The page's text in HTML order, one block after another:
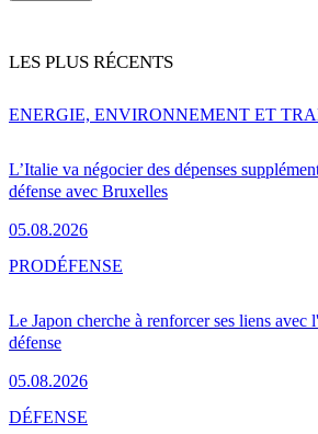
LES PLUS RÉCENTS
L’Italie va négocier des dépenses
défense avec Bruxelles
05.08.2026
ENERGIE, ENVIRONNEMENT ET
Le Japon cherche à renforcer ses liens avec
défense
05.08.2026
PRODÉFENSE
DÉFENSE